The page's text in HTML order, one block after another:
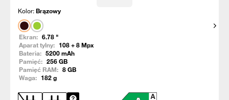
Kolor:Brązowy
Ekran: 6.78 "
Aparat tylny: 108 + 8Mpx
Bateria: 5200mAh
Pamięć: 256GB
Pamięć RAM: 8GB
Waga: 182g